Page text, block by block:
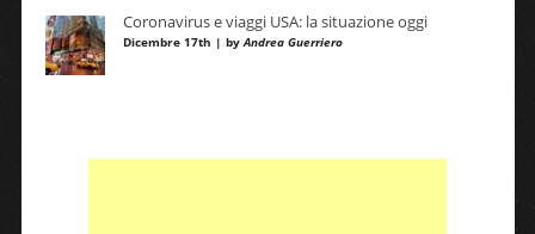
Coronavirus e viaggi USA: la situazione oggi
Dicembre 17th | byAndrea Guerriero